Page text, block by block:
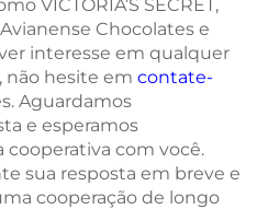
VICTORIA’S SECRET,
Avianense Chocolates e
interesse em qualquer
não hesite em contate-
Aguardamos
e esperamos
cooperativa com você.
sua resposta em breve e
cooperação de longo